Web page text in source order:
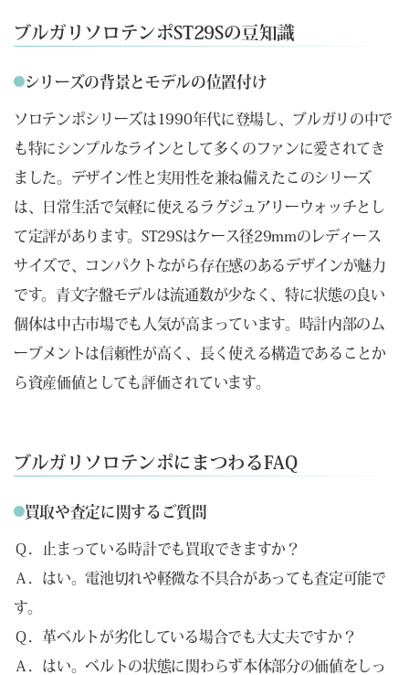
ブルガリソロテンポST29Sの豆知識
シリーズの背景とモデルの位置付け
ソロテンポシリーズは1990年代に登場し、ブルガリの中で
も特にシンプルなラインとして多くのファンに愛されてき
ました。デザイン性と実用性を兼ね備えたこのシリーズ
は、日常生活で気軽に使えるラグジュアリーウォッチとし
て定評があります。ST29Sはケース径29mmのレディース
サイズで、コンパクトながら存在感のあるデザインが魅力
です。青文字盤モデルは流通数が少なく、特に状態の良い
個体は中古市場でも人気が高まっています。時計内部のム
ーブメントは信頼性が高く、長く使える構造であることか
ら資産価値としても評価されています。
ブルガリソロテンポにまつわるFAQ
買取や査定に関するご質問
Ｑ．止まっている時計でも買取できますか？
Ａ．はい。電池切れや軽微な不具合があっても査定可能で
す。
Ｑ．革ベルトが劣化している場合でも大丈夫ですか？
Ａ．はい。ベルトの状態に関わらず本体部分の価値をしっ